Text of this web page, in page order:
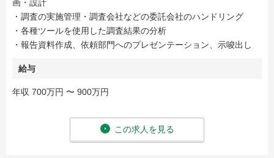
画・設計
・調査の実施管理・調査会社などの委託会社のハンドリング
・各種ツールを使用した調査結果の分析
・報告資料作成、依頼部門へのプレゼンテーション、示唆出し
給与
年収 700万円 〜 900万円
この求人を見る